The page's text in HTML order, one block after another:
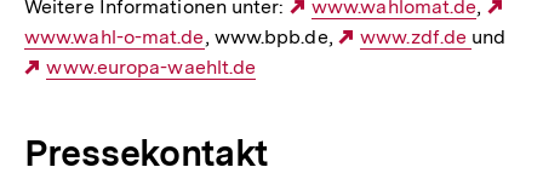
Weitere Informationen unter:
Externer
Link:
www.wahlomat.de,
www.wahl-o-mat.de, www.bpb.de,
Externer
www.zdf.de und
Externer
www.europa-waehlt.de
Pressekontakt